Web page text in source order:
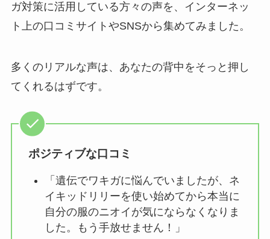
ガ対策に活用している方々の声を、インターネッ
ト上の口コミサイトやSNSから集めてみました。
多くのリアルな声は、あなたの背中をそっと押し
てくれるはずです。
ポジティブな口コミ
「遺伝でワキガに悩んでいましたが、ネ
イキッドリリーを使い始めてから本当に
自分の服のニオイが気にならなくなりま
した。もう手放せません！」